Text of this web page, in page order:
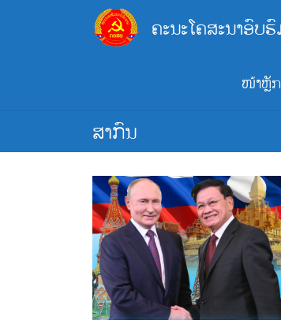
ຄະນະໂຄສະນາອົບ
ໜ້າຫຼັກ
ສາກົນ